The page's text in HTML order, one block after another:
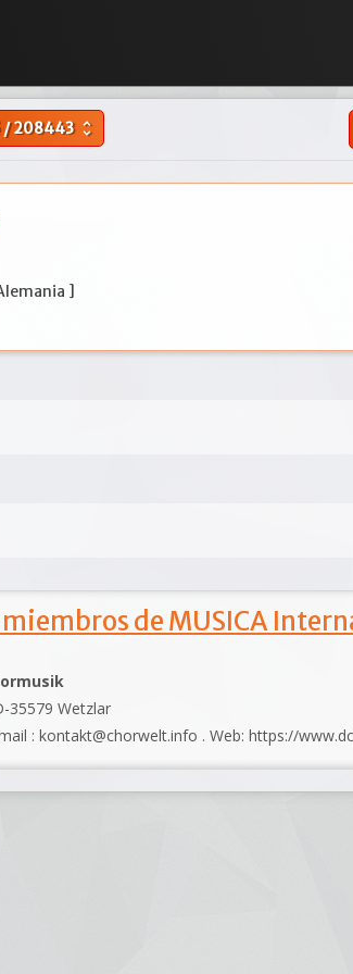
/208443 unfold_more
]
miembros de MUSICA
35579 Wetzlar
: kontakt@chorwelt.info . Web: https://